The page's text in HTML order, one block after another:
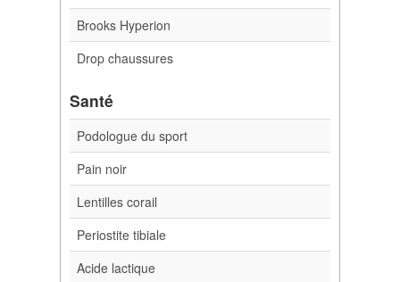
Brooks Hyperion
Drop chaussures
Santé
Podologue du sport
Pain noir
Lentilles corail
Periostite tibiale
Acide lactique